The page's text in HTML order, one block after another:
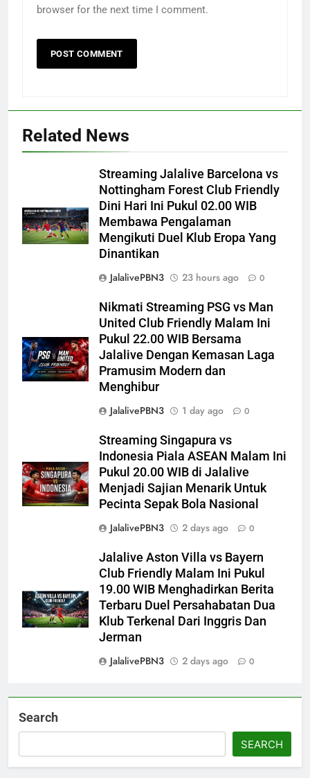
browser for the next time I comment.
Related News
Streaming Jalalive Barcelona vs
Nottingham Forest Club Friendly
Dini Hari Ini Pukul 02.00 WIB
Membawa Pengalaman
Mengikuti Duel Klub Eropa Yang
Dinantikan
JalalivePBN3
23 hours ago 0
Nikmati Streaming PSG vs Man
United Club Friendly Malam Ini
Pukul 22.00 WIB Bersama
Jalalive Dengan Kemasan Laga
Pramusim Modern dan
Menghibur
JalalivePBN3
1 day ago 0
Streaming Singapura vs
Indonesia Piala ASEAN Malam Ini
Pukul 20.00 WIB di Jalalive
Menjadi Sajian Menarik Untuk
Pecinta Sepak Bola Nasional
JalalivePBN3
2 days ago 0
Jalalive Aston Villa vs Bayern
Club Friendly Malam Ini Pukul
19.00 WIB Menghadirkan Berita
Terbaru Duel Persahabatan Dua
Klub Terkenal Dari Inggris Dan
Jerman
JalalivePBN3
2 days ago 0
Search
SEARCH